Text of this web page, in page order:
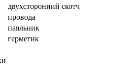
двухсторонний скотч
провода
паяльник
герметик